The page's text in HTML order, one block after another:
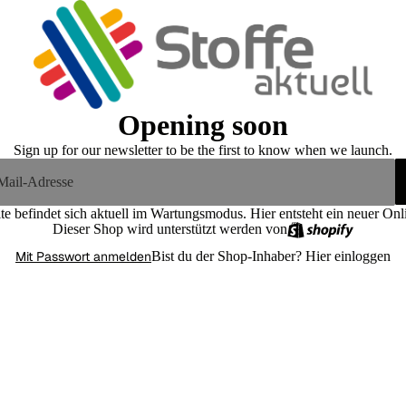
Opening soon
Sign up for our newsletter to be the first to know when we launch.
befindet sich aktuell im Wartungsmodus. Hier entsteht ein neuer
Dieser Shop wird unterstützt werden von
Mit Passwort anmeldenBist du der Shop-Inhaber? Hier einloggen